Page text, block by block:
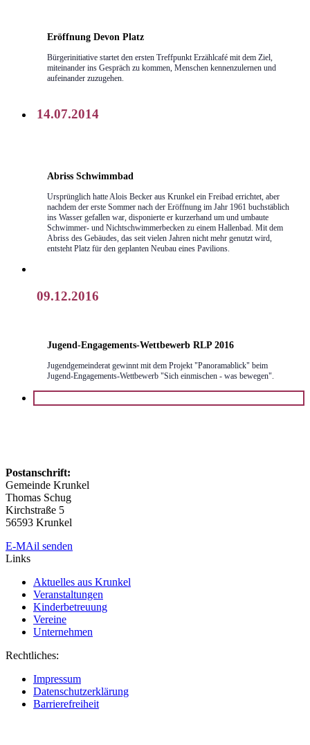
Eröffnung Devon Platz
Bürgerinitiative startet den ersten Treffpunkt Erzählcafé mit dem Ziel,
miteinander ins Gespräch zu kommen, Menschen kennenzulernen und
aufeinander zuzugehen.
14.07.2014
Abriss Schwimmbad
Ursprünglich hatte Alois Becker aus Krunkel ein Freibad errichtet, aber
nachdem der erste Sommer nach der Eröffnung im Jahr 1961 buchstäblich
ins Wasser gefallen war, disponierte er kurzerhand um und umbaute
Schwimmer- und Nichtschwimmerbecken zu einem Hallenbad. Mit dem
Abriss des Gebäudes, das seit vielen Jahren nicht mehr genutzt wird,
entsteht Platz für den geplanten Neubau eines Pavilions.
09.12.2016
Jugend-Engagements-Wettbewerb RLP 2016
Jugendgemeinderat gewinnt mit dem Projekt "Panoramablick" beim
Jugend-Engagements-Wettbewerb "Sich einmischen - was bewegen".
Postanschrift:
Gemeinde Krunkel
Thomas Schug
Kirchstraße 5
56593 Krunkel
E-MAil senden
Links
Aktuelles aus Krunkel
Veranstaltungen
Kinderbetreuung
Vereine
Unternehmen
Rechtliches:
Impressum
Datenschutzerklärung
Barrierefreiheit